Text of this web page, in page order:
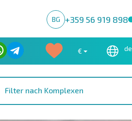
BG +359 56 919 898
€ de
Filter nach Komplexen